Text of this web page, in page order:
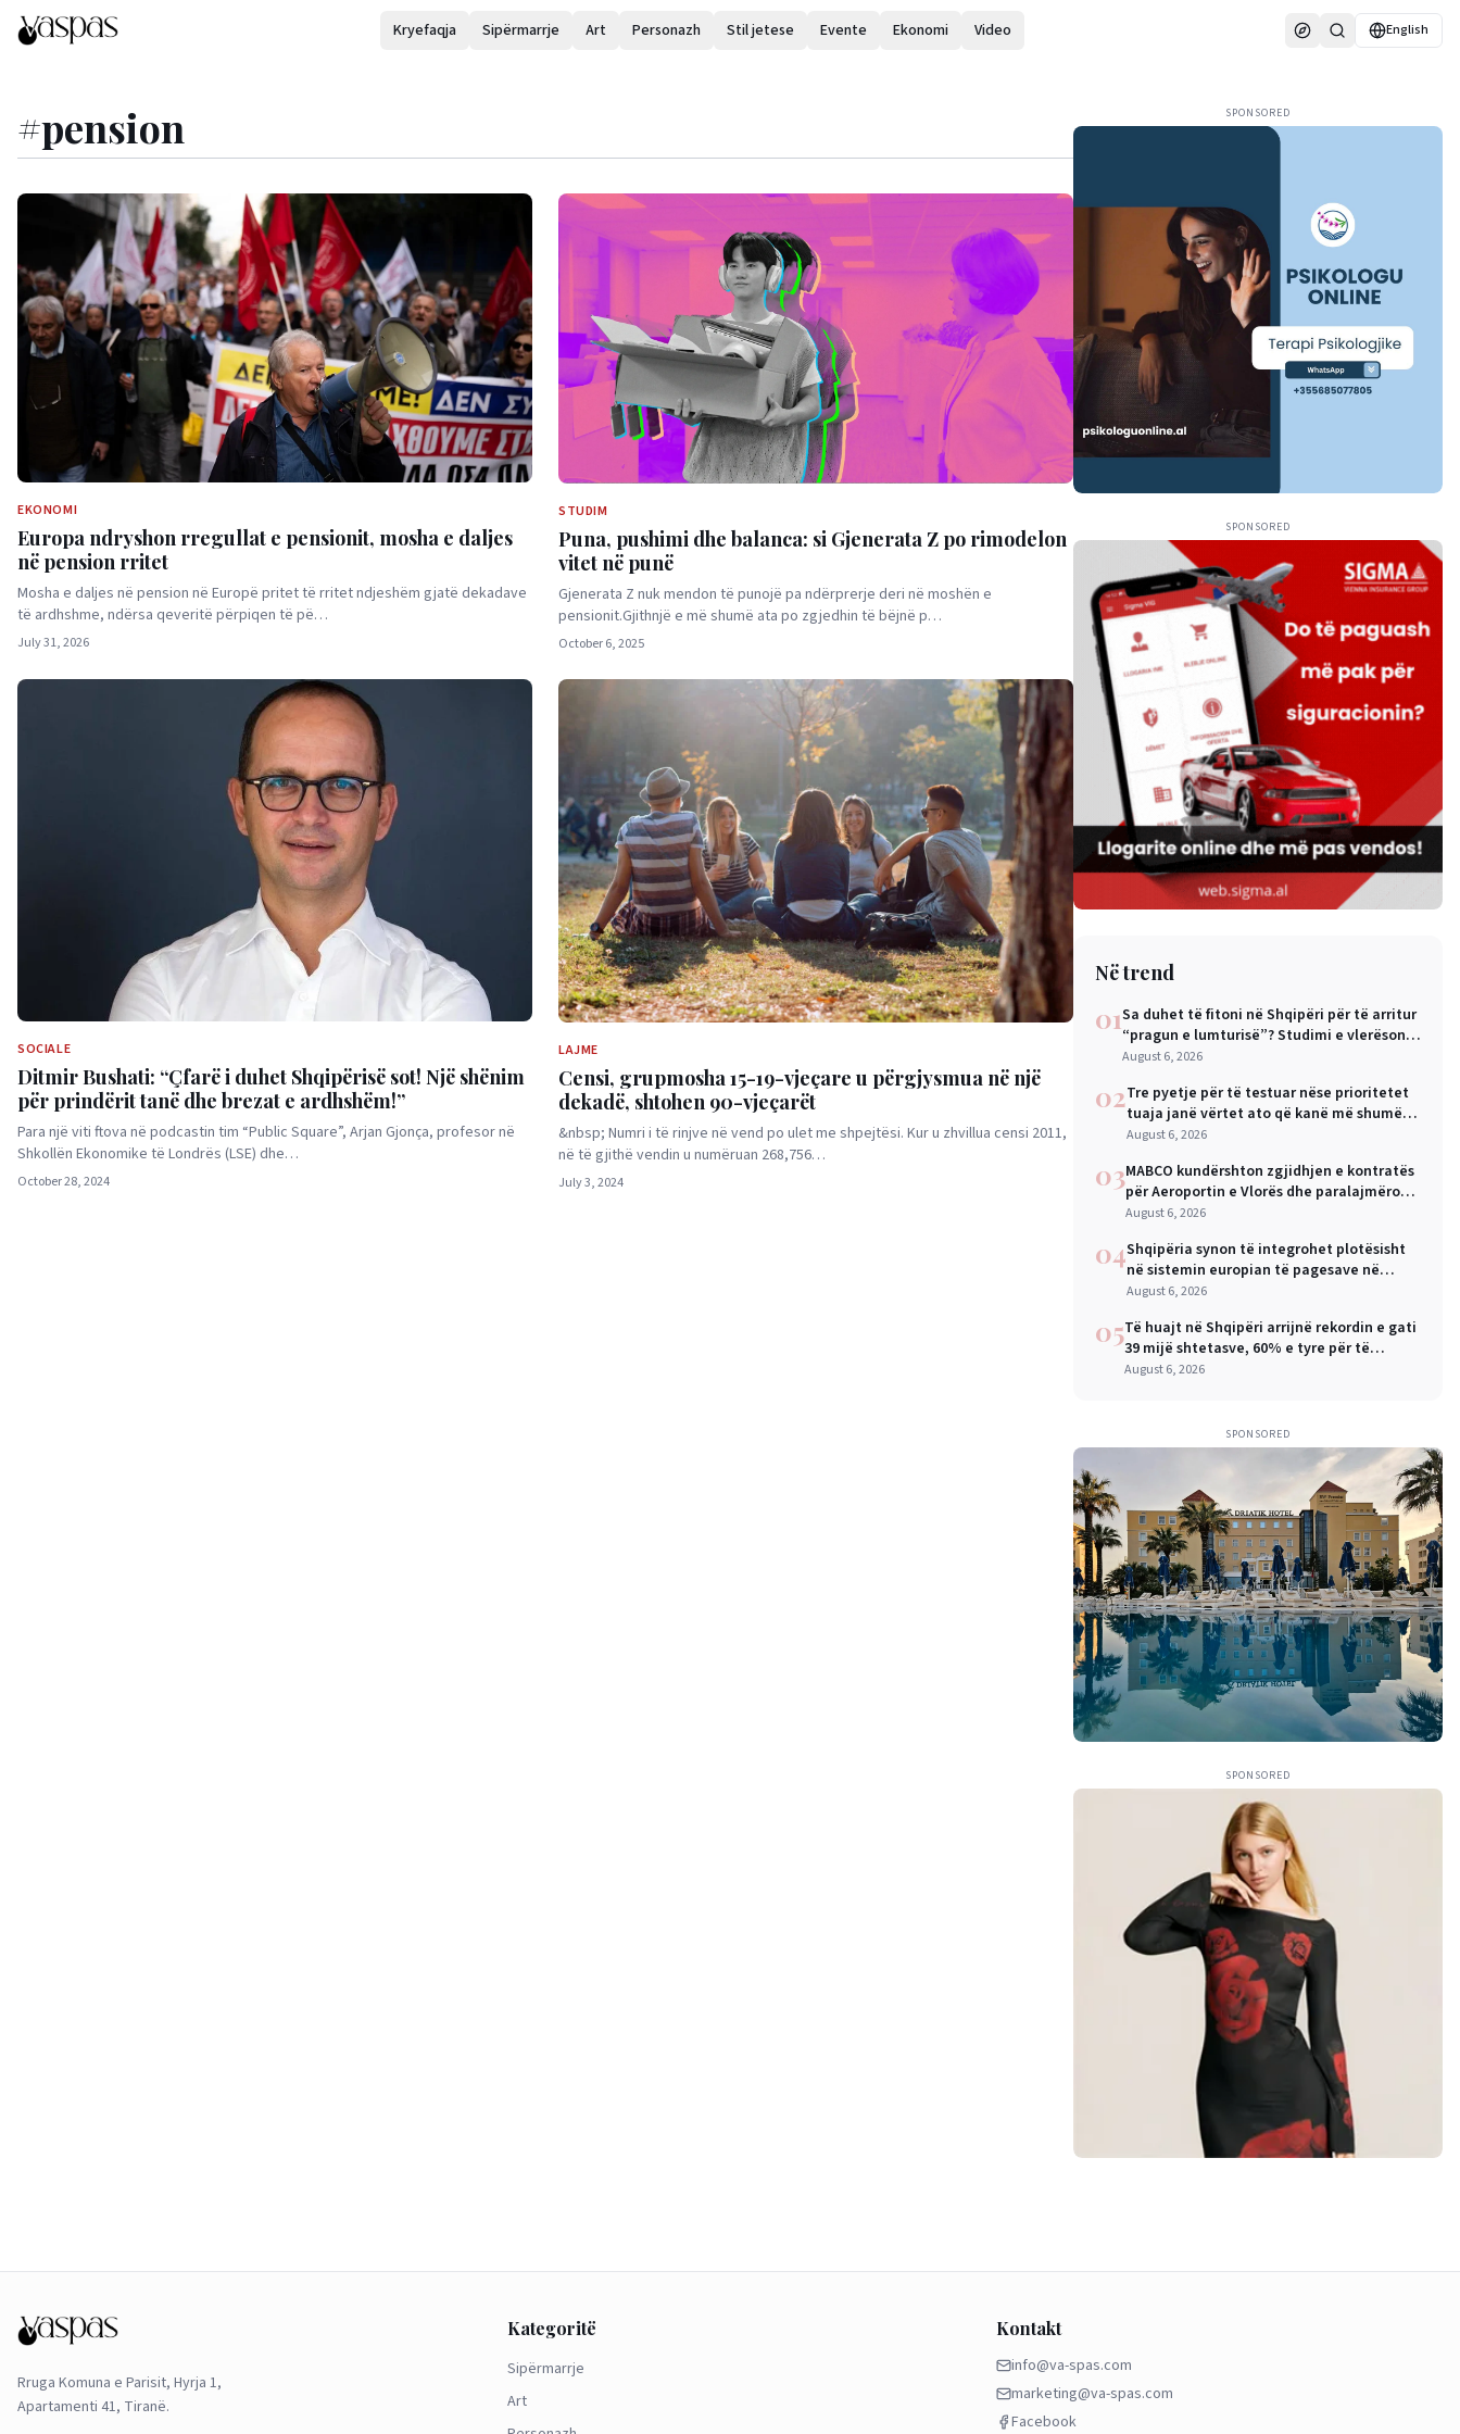
Kryefaqja Sipërmarrje Art Personazh Stil jetese Evente Ekonomi Video English
#pension
EKONOMI
Europa ndryshon rregullat e pensionit, mosha e daljes
në pension rritet
Mosha e daljes në pension në Europë pritet të rritet ndjeshëm gjatë dekadave
të ardhshme, ndërsa qeveritë përpiqen të pë…
July 31, 2026
STUDIM
Puna, pushimi dhe balanca: si Gjenerata Z po rimodelon
vitet në punë
Gjenerata Z nuk mendon të punojë pa ndërprerje deri në moshën e
pensionit.Gjithnjë e më shumë ata po zgjedhin të bëjnë p…
October 6, 2025
SOCIALE
Ditmir Bushati: “Çfarë i duhet Shqipërisë sot! Një shënim
për prindërit tanë dhe brezat e ardhshëm!”
Para një viti ftova në podcastin tim “Public Square”, Arjan Gjonça, profesor në
Shkollën Ekonomike të Londrës (LSE) dhe…
October 28, 2024
LAJME
Censi, grupmosha 15-19-vjeçare u përgjysmua në një
dekadë, shtohen 90-vjeçarët
&nbsp; Numri i të rinjve në vend po ulet me shpejtësi. Kur u zhvillua censi 2011,
në të gjithë vendin u numëruan 268,756…
July 3, 2024
SPONSORED
SPONSORED
Në trend
01Sa duhet të fitoni në Shqipëri për të arritur
“pragun e lumturisë”? Studimi e vlerëson
në 28 mijë dollarë në vit
August 6, 2026
02Tre pyetje për të testuar nëse prioritetet
tuaja janë vërtet ato që kanë më shumë
rëndësi
August 6, 2026
03MABCO kundërshton zgjidhjen e kontratës
për Aeroportin e Vlorës dhe paralajmëron
arbitrazh ndërkombëtar
August 6, 2026
04Shqipëria synon të integrohet plotësisht
në sistemin europian të pagesave në
nëntor, Sejko: Kursime të mëdha për
August 6, 2026
05Të huajt në Shqipëri arrijnë rekordin e gati
39 mijë shtetasve, 60% e tyre për të
punuar
August 6, 2026
SPONSORED
SPONSORED
Rruga Komuna e Parisit, Hyrja 1,
Apartamenti 41, Tiranë.
Kategoritë
Sipërmarrje
Art
Kontakt
info@va-spas.com
marketing@va-spas.com
Facebook